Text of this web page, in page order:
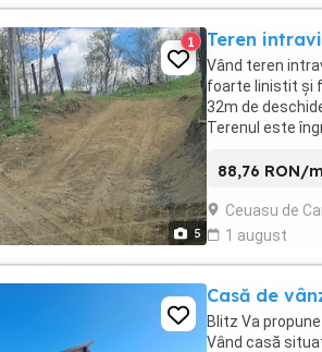
5
1 Teren
Vând teren
foarte linistit şi
32m de
Terenul este
88,76 RON/m
Ceuasu de
1 august
Casă de
Blitz Va
Vând casă